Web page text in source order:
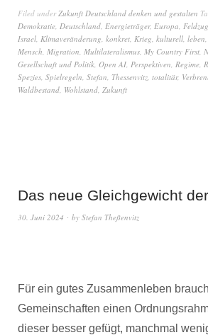
Filed underZukunft Deutschland denken und gestalten
Demokratie, Deutschland, Energieträger, Europa, Feldzug
Israel, Klimaveränderung, konkret, Krieg, kulturell, leben,
Mensch, Migration, Multilateralismus, My Country First,
Gesellschaft und Politik, Open AI, Perspektiven, Regime,
Spezies, Spielregeln, Stefan, Thessenvitz, totalitär,
Waldbestand, Wohlstand, Zukunft
Das neue Gleichgewicht
30. Juni 2024 by Stefan Theßenvitz
Für ein gutes Zusammenleben
Gemeinschaften einen
dieser besser gefügt, manchmal